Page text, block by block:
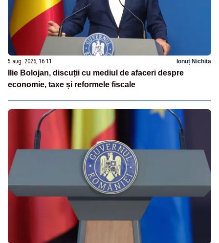
5 aug. 2026, 16:11 Ionuț Nichita
Ilie Bolojan, discuții cu mediul de afaceri despre
economie, taxe și reformele fiscale